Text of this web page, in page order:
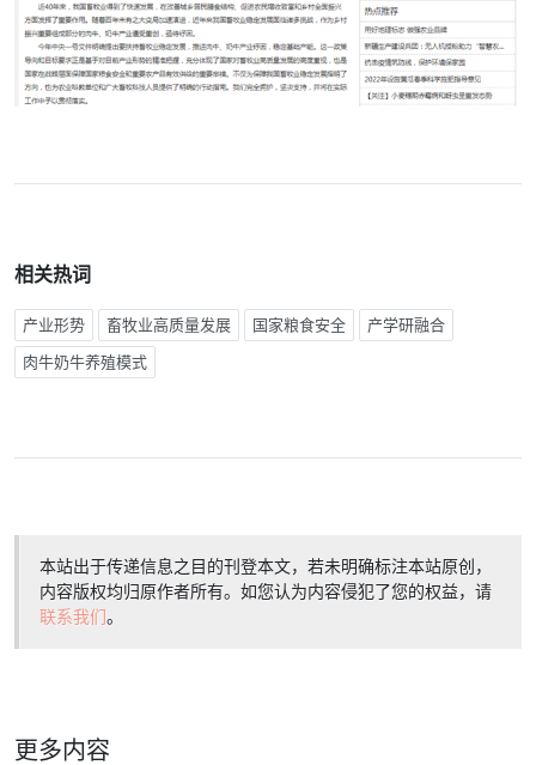
相关热词
产业形势 畜牧业高质量发展 国家粮食安全 产学研融合
肉牛奶牛养殖模式
本站出于传递信息之目的刊登本文，若未明确标注本站原创，
内容版权均归原作者所有。如您认为内容侵犯了您的权益，请
联系我们。
更多内容